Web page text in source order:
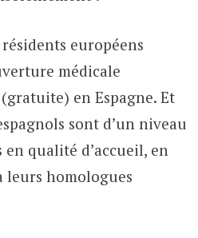
européens
médicale
en Espagne. Et
sont d’un niveau
qualité d’accueil, en
leurs homologues